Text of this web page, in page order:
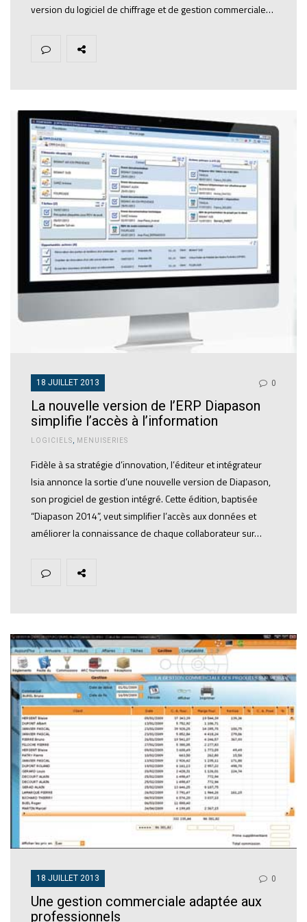
version du logiciel de chiffrage et de gestion commerciale…
18 JUILLET 2013 0
La nouvelle version de l’ERP Diapason
simplifie l’accès à l’information
LOGICIELS MENUISERIES
Fidèle à sa stratégie d’innovation, l’éditeur et intégrateur
Isia annonce la sortie d’une nouvelle version de Diapason,
son progiciel de gestion intégré. Cette édition, baptisée
“Diapason 2014”, veut simplifier l’accès aux données et
améliorer la connaissance de chaque collaborateur sur…
18 JUILLET 2013 0
Une gestion commerciale adaptée aux
professionnels